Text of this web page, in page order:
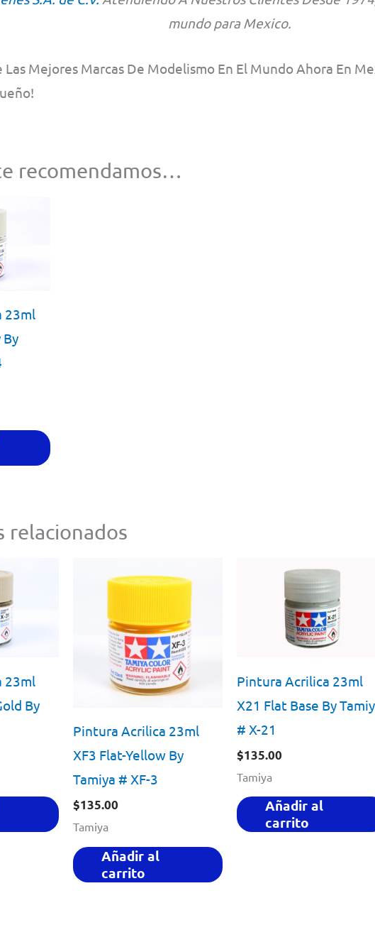
mundo para Mexico.
Las Mejores Marcas De Modelismo En El Mundo Ahora En
recomendamos…
23ml
By
relacionados
23ml
By
Pintura Acrilica 23ml
XF3 Flat-Yellow By
Tamiya # XF-3
$135.00
Tamiya
Añadir al
carrito
Pintura Acrilica 23ml
X21 Flat Base By
# X-21
$135.00
Tamiya
Añadir al
carrito